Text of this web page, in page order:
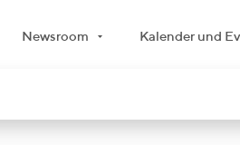
Newsroom Kalender und